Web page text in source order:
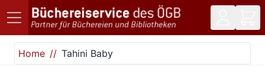
Direkt zum Inhalt
Home
Tahini Baby